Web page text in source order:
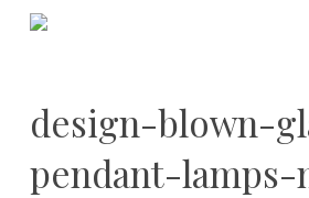
Skip
design-blown-
pendant-